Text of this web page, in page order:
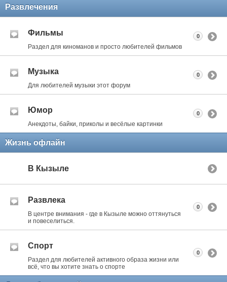
Развлечения
Фильмы
Раздел для киноманов и просто любителей фильмов
0
Музыка
Для любителей музыки этот форум
0
Юмор
Анекдоты, байки, приколы и весёлые картинки
0
Жизнь офлайн
В Кызыле
Развлека
В центре внимания - где в Кызыле можно оттянуться
и повеселиться.
0
Спорт
Раздел для любителей активного образа жизни или
всё, что вы хотите знать о спорте
0